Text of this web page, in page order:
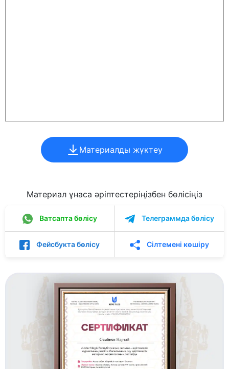
Материалды жүктеу
Материал ұнаса әріптестеріңізбен бөлісіңіз
Ватсапта бөлісу Телеграммда бөлісу
Фейсбукта бөлісу Сілтемені көшіру